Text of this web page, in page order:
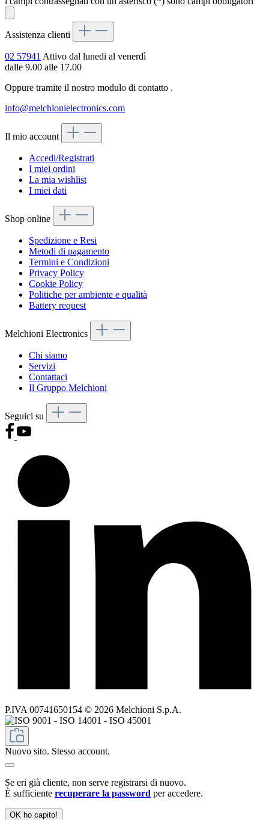
Assistenza clienti
02 57941 Attivo dal lunedi al venerdì
dalle 9.00 alle 17.00
Oppure tramite il nostro modulo di contatto .
info@melchionielectronics.com
Il mio account
Accedi/Registrati
I miei ordini
La mia wishlist
I miei dati
Shop online
Spedizione e Resi
Metodi di pagamento
Termini e Condizioni
Privacy Policy
Cookie Policy
Politiche per ambiente e qualità
Battery request
Melchioni Electronics
Chi siamo
Servizi
Contattaci
Il Gruppo Melchioni
Seguici su
P.IVA 00741650154 © 2026 Melchioni S.p.A.
Nuovo sito. Stesso account.
Se eri già cliente, non serve registrarsi di nuovo.
È sufficiente recuperare la password per accedere.
OK ho capito!